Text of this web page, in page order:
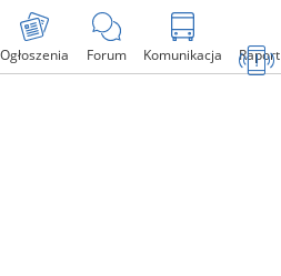
Ogłoszenia Forum Komunikacja Raport